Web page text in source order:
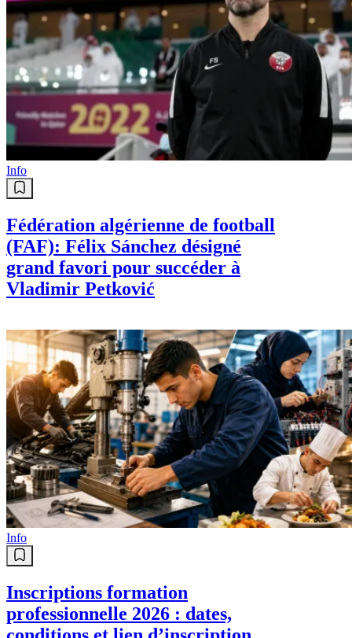
Info
Fédération algérienne de football
(FAF): Félix Sánchez désigné
grand favori pour succéder à
Vladimir Petković
Info
Inscriptions formation
professionnelle 2026 : dates,